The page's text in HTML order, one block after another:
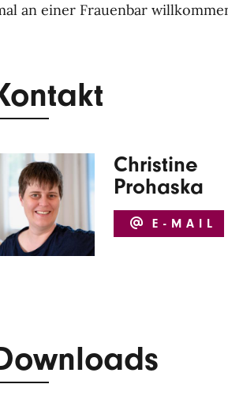
an einer Frauenbar
Christine
Prohaska
E-MAIL